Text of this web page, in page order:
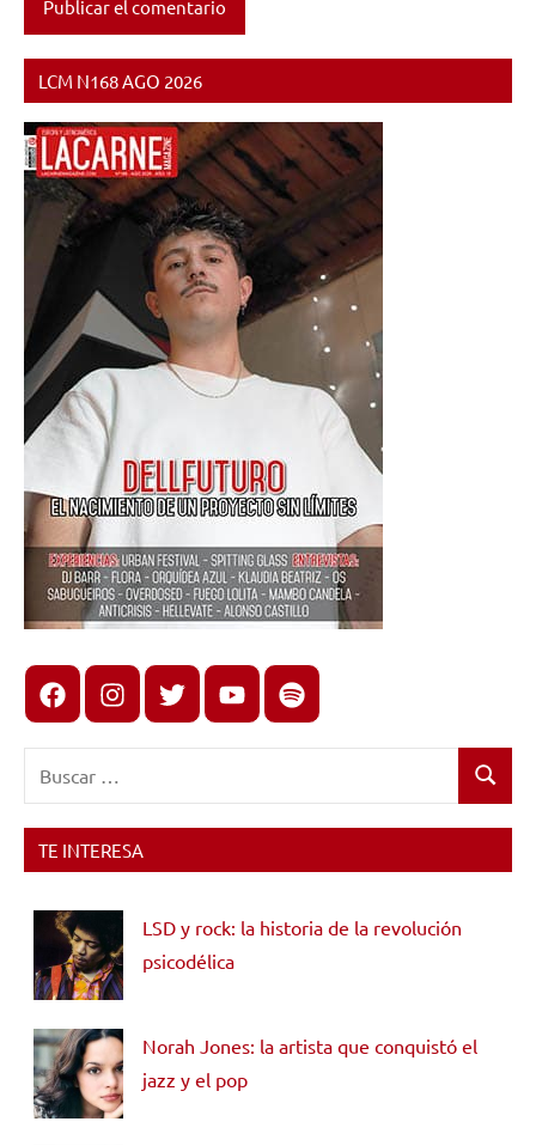
LCM N168 AGO 2026
FacebookInstagram
X youtubespotify
Buscar
TE INTERESA
LSD y rock: la historia de la revolución
psicodélica
Norah Jones: la artista que conquistó el
jazz y el pop